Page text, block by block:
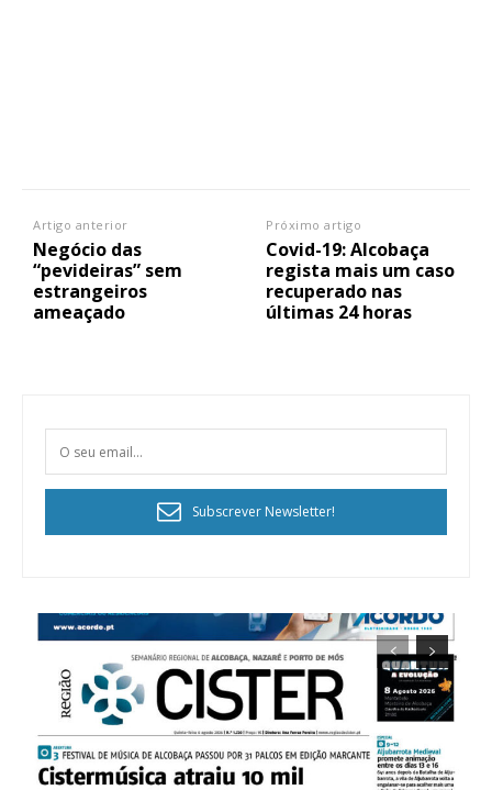
32€
12 meses
Acesso ao conteúdo online
Acesso aos conteúdos Exclusivos para
assinantes
Ofertas para assinatura anual
Escolha o plano
Artigo anterior
Negócio das
“pevideiras” sem
estrangeiros
ameaçado
Próximo artigo
Covid-19: Alcobaça
regista mais um caso
recuperado nas
últimas 24 horas
Subscrever Newsletter!